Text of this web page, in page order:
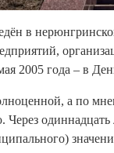
в
2005 года – в
а по
Через